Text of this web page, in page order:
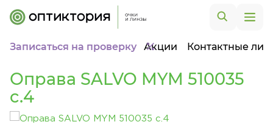
Записаться на проверку Акции Контактные
Оправа SALVO MYM 510035
c.4